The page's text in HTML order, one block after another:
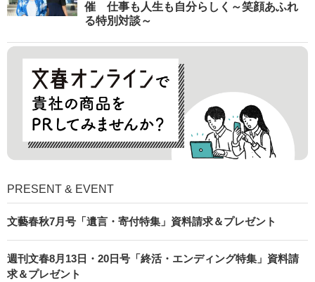
催 仕事も人生も自分らしく～笑顔あふれ
る特別対談～
PRESENT & EVENT
文藝春秋7月号「遺言・寄付特集」資料請求＆プレゼント
週刊文春8月13日・20日号「終活・エンディング特集」資料請
求＆プレゼント